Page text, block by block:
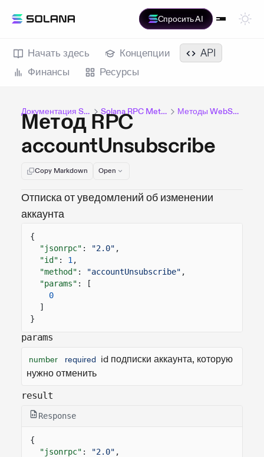
Спросить AI
Начать здесь Концепции
API
Финансы
Ресурсы
Документация Solana Solana RPC Methods Методы WebSocket
Метод RPC
accountUnsubscribe
Copy Markdown Open
Отписка от уведомлений об изменении
аккаунта
{
"jsonrpc" : "2.0" ,
"id" : 1 ,
"method" : "accountUnsubscribe" ,
"params" : [
0
]
}
params
number required id подписки аккаунта, которую
нужно отменить
result
Response
{
"jsonrpc" : "2.0" ,